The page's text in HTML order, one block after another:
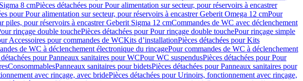
8 cmPièces détachées pour Pour alimentation sur secteur, pour réservoirs à encastrer
pour Pour alimentation sur secteur, pour réservoirs à encastrer Geberit Omega 12 cmPour
piles, pour réservoirs à encastrer Geberit Sigma 12 cmCommandes de WC avec déclenchement
rinçage double touchePièces détachées pour Pour rinçage double touchePour rinçage simple
Accessoires pour commandes de WCKits d’installationPièces détachées pour Kits
de WC à déclenchement électronique du rinçagePour commandes de WC à déclenchement
pour Panneaux sanitaires pour WCPour WC suspendusPièces détachées pour Pour
ConsommablesPanneaux sanitaires pour bidetsPièces détachées pour Panneaux sanitaires pour
avec rinçage, avec bridePièces détachées pour Urinoirs, fonctionnement avec rinçage,